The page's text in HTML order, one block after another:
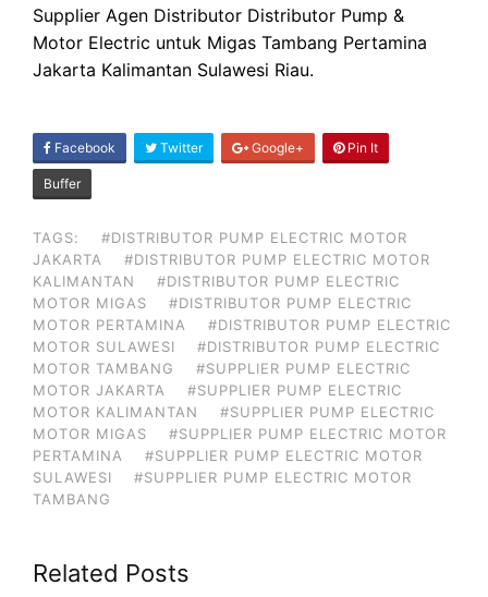
Supplier Agen Distributor Distributor Pump &
Motor Electric untuk Migas Tambang Pertamina
Jakarta Kalimantan Sulawesi Riau.
SHARE
ON
Facebook Twitter Google+ Pin It
Buffer
TAGS:
#DISTRIBUTOR PUMP ELECTRIC MOTOR
JAKARTA
#DISTRIBUTOR PUMP ELECTRIC MOTOR
KALIMANTAN
#DISTRIBUTOR PUMP ELECTRIC
MOTOR MIGAS
#DISTRIBUTOR PUMP ELECTRIC
MOTOR PERTAMINA
#DISTRIBUTOR PUMP ELECTRIC
MOTOR SULAWESI
#DISTRIBUTOR PUMP ELECTRIC
MOTOR TAMBANG
#SUPPLIER PUMP ELECTRIC
MOTOR JAKARTA
#SUPPLIER PUMP ELECTRIC
MOTOR KALIMANTAN
#SUPPLIER PUMP ELECTRIC
MOTOR MIGAS
#SUPPLIER PUMP ELECTRIC MOTOR
PERTAMINA
#SUPPLIER PUMP ELECTRIC MOTOR
SULAWESI
#SUPPLIER PUMP ELECTRIC MOTOR
TAMBANG
Related Posts